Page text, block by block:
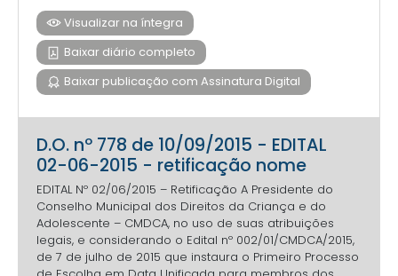
Visualizar na íntegra
Baixar diário completo
Baixar publicação com Assinatura Digital
D.O. nº 778 de 10/09/2015 - EDITAL
02-06-2015 - retificação nome
EDITAL Nº 02/06/2015 – Retificação A Presidente do
Conselho Municipal dos Direitos da Criança e do
Adolescente – CMDCA, no uso de suas atribuições
legais, e considerando o Edital nº 002/01/CMDCA/2015,
de 7 de julho de 2015 que instaura o Primeiro Processo